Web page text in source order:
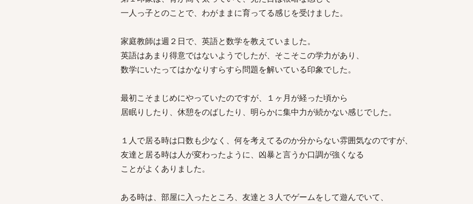
一人っ子とのことで、わがままに育ってる感じを受けました。
家庭教師は週２日で、英語と数学を教えていました。
英語はあまり得意ではないようでしたが、そこそこの学力があり、
数学にいたってはかなりすらすら問題を解いている印象でした。
最初こそまじめにやっていたのですが、１ヶ月が経った頃から
居眠りしたり、休憩をのばしたり、明らかに集中力が続かない感じでした。
１人で居る時は口数も少なく、何を考えてるのか分からない雰囲気なのですが、
友達と居る時は人が変わったように、凶暴と言うか口調が強くなる
ことがよくありました。
ある時は、部屋に入ったところ、友達と３人でゲームをして遊んでいて、